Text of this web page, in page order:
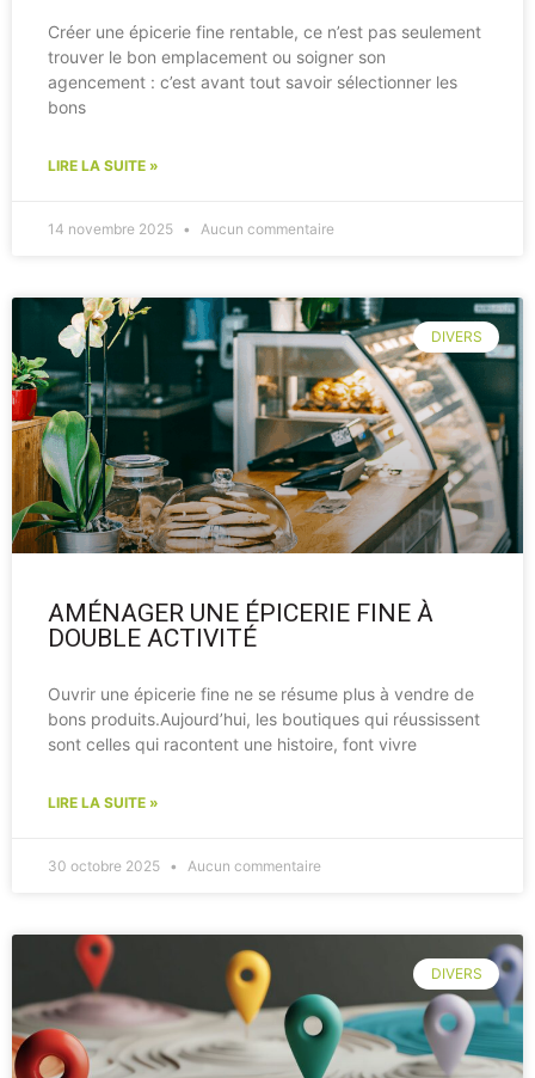
Créer une épicerie fine rentable, ce n’est pas seulement
trouver le bon emplacement ou soigner son
agencement : c’est avant tout savoir sélectionner les
bons
LIRE LA SUITE »
14 novembre 2025 Aucun commentaire
DIVERS
AMÉNAGER UNE ÉPICERIE FINE À
DOUBLE ACTIVITÉ
Ouvrir une épicerie fine ne se résume plus à vendre de
bons produits.Aujourd’hui, les boutiques qui réussissent
sont celles qui racontent une histoire, font vivre
LIRE LA SUITE »
30 octobre 2025 Aucun commentaire
DIVERS